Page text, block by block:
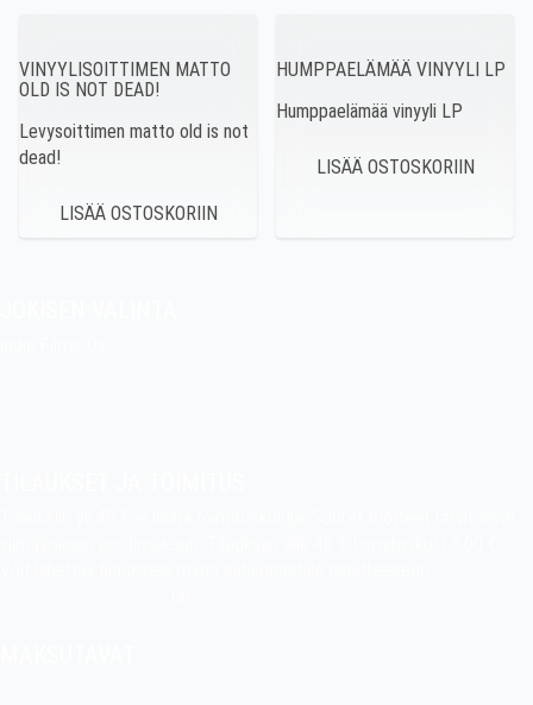
VINYYLISOITTIMEN MATTO
OLD IS NOT DEAD!
Levysoittimen matto old is not
dead!
HUMPPAELÄMÄÄ VINYYLI LP
Humppaelämää vinyyli LP